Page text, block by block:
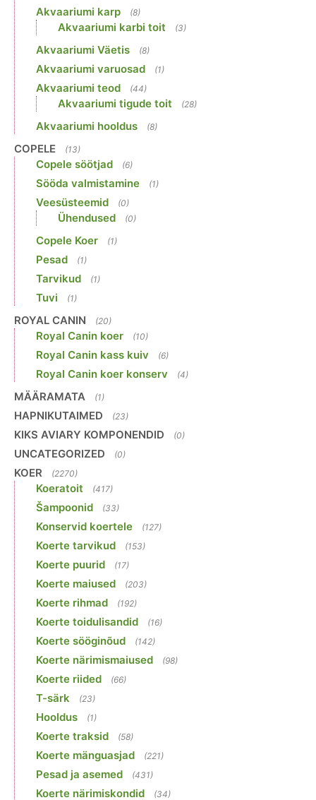
Akvaariumi karp (8)
Akvaariumi karbi toit (3)
Akvaariumi Väetis (8)
Akvaariumi varuosad (1)
Akvaariumi teod (44)
Akvaariumi tigude toit (28)
Akvaariumi hooldus (8)
COPELE (13)
Copele söötjad (6)
Sööda valmistamine (1)
Veesüsteemid (0)
Ühendused (0)
Copele Koer (1)
Pesad (1)
Tarvikud (1)
Tuvi (1)
ROYAL CANIN (20)
Royal Canin koer (10)
Royal Canin kass kuiv (6)
Royal Canin koer konserv (4)
MÄÄRAMATA (1)
HAPNIKUTAIMED (23)
KIKS AVIARY KOMPONENDID (0)
UNCATEGORIZED (0)
KOER (2270)
Koeratoit (417)
Šampoonid (33)
Konservid koertele (127)
Koerte tarvikud (153)
Koerte puurid (17)
Koerte maiused (203)
Koerte rihmad (192)
Koerte toidulisandid (16)
Koerte sööginõud (142)
Koerte närimismaiused (98)
Koerte riided (66)
T-särk (23)
Hooldus (1)
Koerte traksid (58)
Koerte mänguasjad (221)
Pesad ja asemed (431)
Koerte närimiskondid (34)